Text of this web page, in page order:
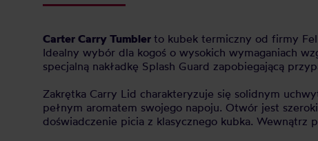
Carter Carry Tumbler to kubek termiczny od firmy
Idealny wybór dla kogoś o wysokich wymaganiach
specjalną nakładkę Splash Guard zapobiegającą
Zakrętka Carry Lid charakteryzuje się solidnym
pełnym aromatem swojego napoju. Otwór jest
doświadczenie picia z klasycznego kubka. Wewnątrz